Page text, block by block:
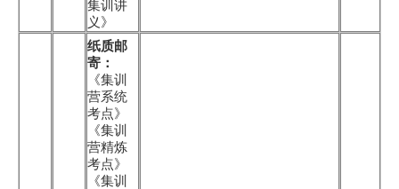
集训讲
义》
纸质邮
寄：
《集训
营系统
考点》
《集训
营精炼
考点》
《集训